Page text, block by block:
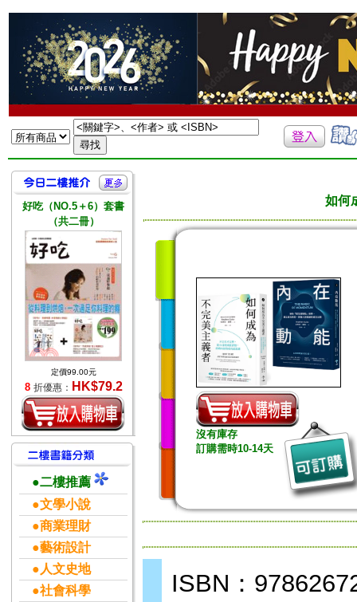
好吃（NO.5＋6）套書
（共二冊）
定價99.00元
8 折優惠： HK$79.2
●二樓推薦
●文學小說
●商業理財
●藝術設計
●人文史地
●社會科學
如何
沒有庫存
訂購需時10-14天
ISBN：